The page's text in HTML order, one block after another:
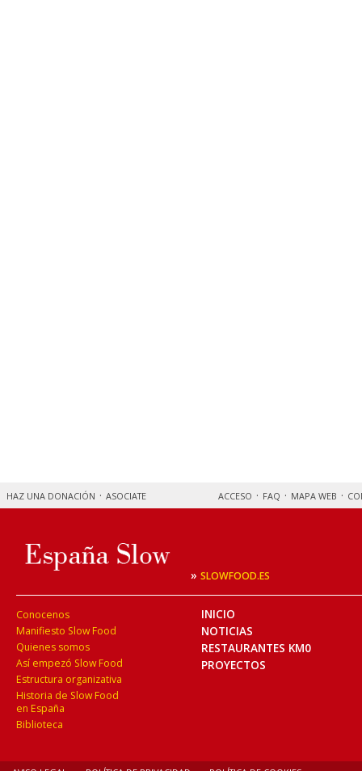
HAZ UNA DONACIÓN ASOCIATE ACCESO FAQ MAPA WEB
» SLOWFOOD.ES
Conocenos
Manifiesto Slow Food
Quienes somos
Así empezó Slow Food
Estructura organizativa
Historia de Slow Food
en España
Biblioteca
INICIO
NOTICIAS
RESTAURANTES KM0
PROYECTOS